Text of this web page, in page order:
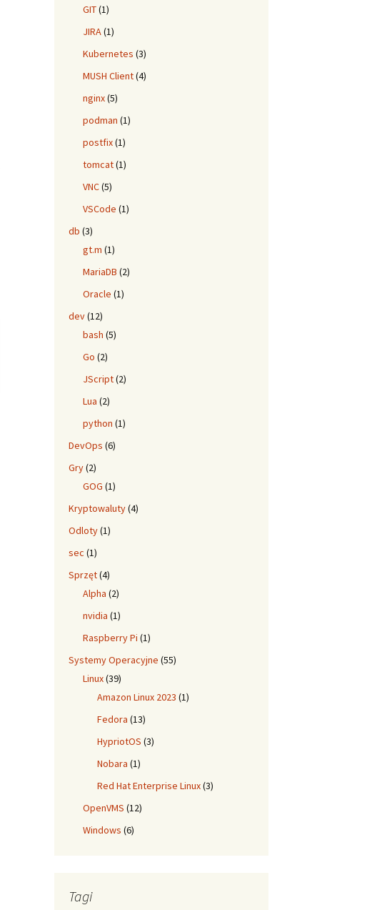
GIT(1)
JIRA(1)
Kubernetes (3)
MUSH Client(4)
nginx(5)
podman (1)
postfix(1)
tomcat(1)
VNC(5)
VSCode (1)
db (3)
gt.m (1)
MariaDB (2)
Oracle (1)
dev(12)
bash (5)
Go (2)
JScript(2)
Lua (2)
python (1)
DevOps (6)
Gry(2)
GOG (1)
Kryptowaluty(4)
Odloty(1)
sec (1)
Sprzęt(4)
Alpha (2)
nvidia (1)
Raspberry Pi (1)
Systemy Operacyjne (55)
Linux(39)
Amazon Linux 2023 (1)
Fedora (13)
HypriotOS (3)
Nobara (1)
Red Hat Enterprise Linux(3)
OpenVMS (12)
Windows (6)
Tagi